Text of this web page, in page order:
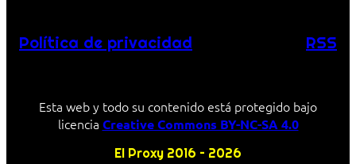
Política de privacidad RSS
Esta web y todo su contenido está protegido bajo
licencia Creative Commons BY-NC-SA 4.0
El Proxy 2016 – 2026